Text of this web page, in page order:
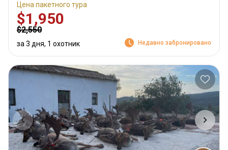
Цена пакетного тура
$1,950
$2,550
за 3 дня, 1 охотник Недавно забронировано